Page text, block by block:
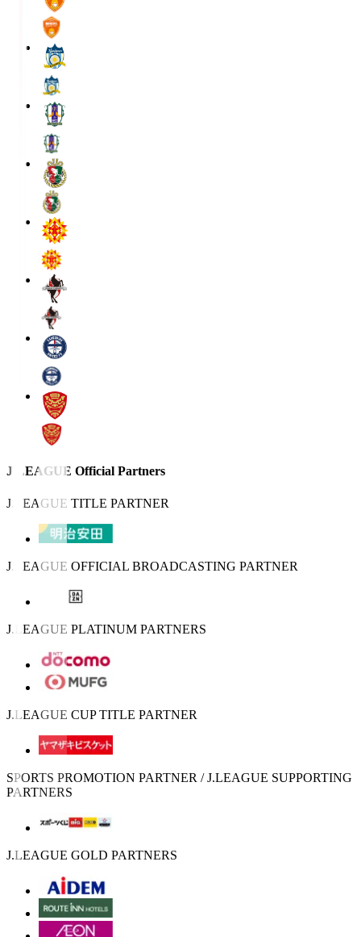
J.LEAGUE Official Partners
J.LEAGUE TITLE PARTNER
J.LEAGUE OFFICIAL BROADCASTING PARTNER
J.LEAGUE PLATINUM PARTNERS
J.LEAGUE CUP TITLE PARTNER
SPORTS PROMOTION PARTNER / J.LEAGUE SUPPORTING
PARTNERS
J.LEAGUE GOLD PARTNERS